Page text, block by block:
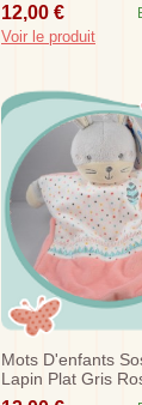
12,00 €
Voir le produit
Mots D'enfants
Lapin Plat Gris